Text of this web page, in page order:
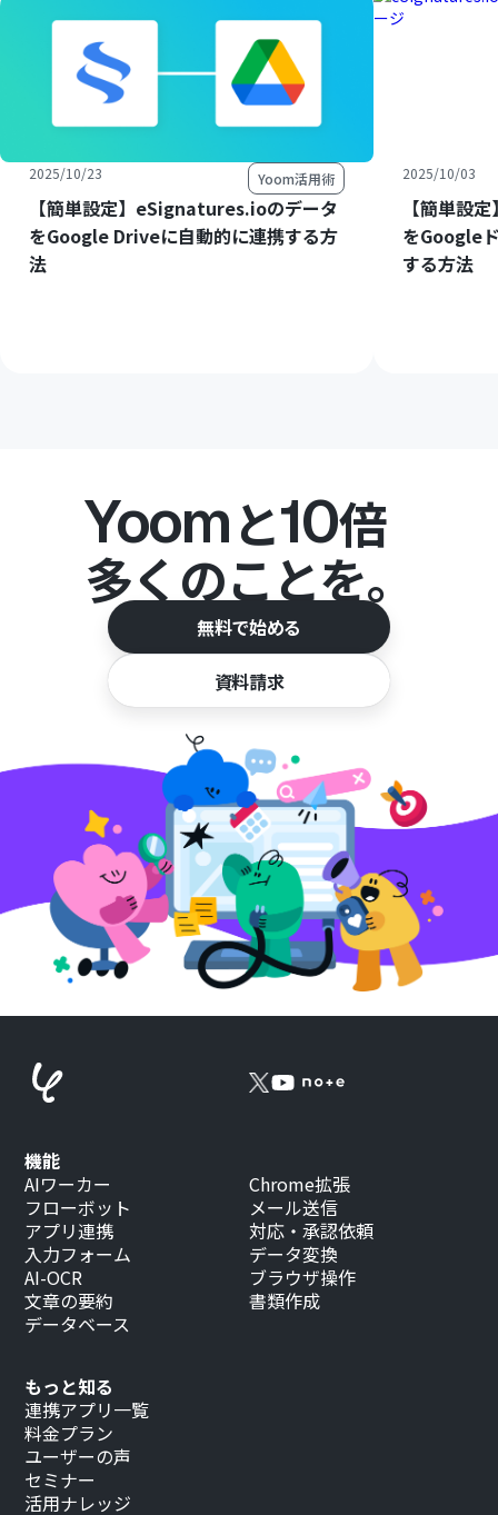
2025/10/23 Yoom活用術
【簡単設定】eSignatures.ioのデータ
をGoogle Driveに自動的に連携する方
法
2025/10/03
【簡単設
をGoogle
する方法
Yoomと10倍
多くのことを。
無料で始める
資料請求
もっと知る
連携アプリ一覧
料金プラン
ユーザーの声
セミナー
活用ナレッジ
機能
AIワーカー
フローボット
アプリ連携
入力フォーム
AI-OCR
文章の要約
データベース
Chrome拡張
メール送信
対応・承認依頼
データ変換
ブラウザ操作
書類作成